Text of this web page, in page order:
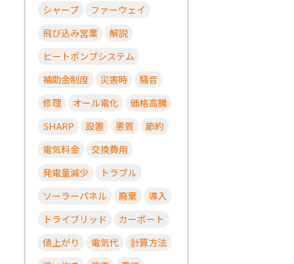
シャープ
ファーウェイ
飛び込み営業
解説
ヒートポンプシステム
補助金制度
災害時
騒音
修理
オール電化
価格高騰
SHARP
設置 悪質
節約
電気料金
交換費用
発電量減少
トラブル
ソーラーパネル
廃棄
導入
トライブリッド
カーポート
値上がり
電気代
計算方法